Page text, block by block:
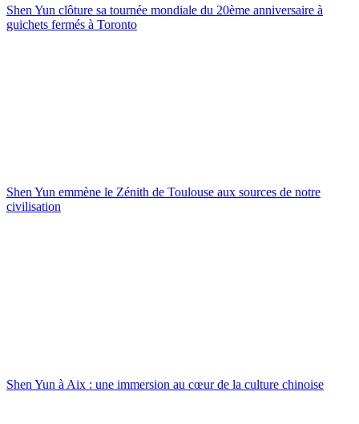
Shen Yun clôture sa tournée mondiale du 20ème anniversaire à
guichets fermés à Toronto
Shen Yun emmène le Zénith de Toulouse aux sources de notre
civilisation
Shen Yun à Aix : une immersion au cœur de la culture chinoise